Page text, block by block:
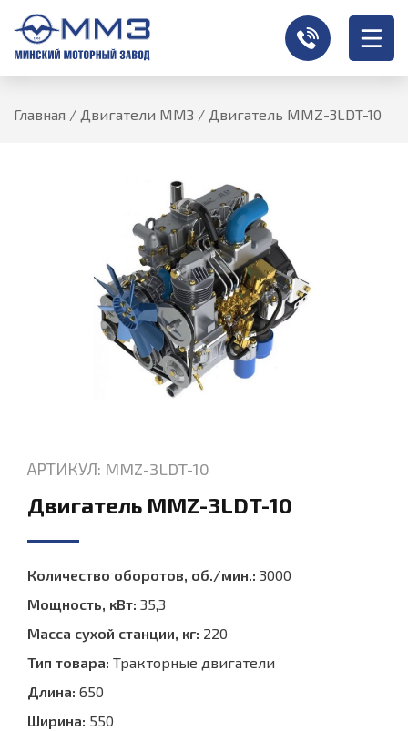
Главная / Двигатели ММЗ / Двигатель MMZ-3LDT-10
АРТИКУЛ: MMZ-3LDT-10
Двигатель MMZ-3LDT-10
Количество оборотов, об./мин.: 3000
Мощность, кВт: 35,3
Масса сухой станции, кг: 220
Тип товара: Тракторные двигатели
Длина: 650
Ширина: 550